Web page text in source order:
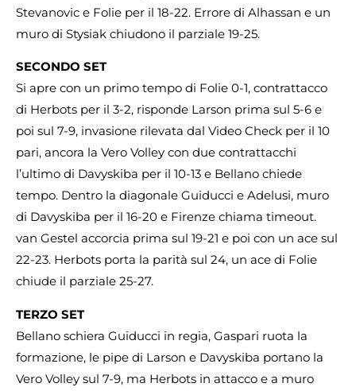
Stevanovic e Folie per il 18-22. Errore di Alhassan e un
muro di Stysiak chiudono il parziale 19-25.
SECONDO SET
Si apre con un primo tempo di Folie 0-1, contrattacco
di Herbots per il 3-2, risponde Larson prima sul 5-6 e
poi sul 7-9, invasione rilevata dal Video Check per il 10
pari, ancora la Vero Volley con due contrattacchi
l’ultimo di Davyskiba per il 10-13 e Bellano chiede
tempo. Dentro la diagonale Guiducci e Adelusi, muro
di Davyskiba per il 16-20 e Firenze chiama timeout.
van Gestel accorcia prima sul 19-21 e poi con un ace sul
22-23. Herbots porta la parità sul 24, un ace di Folie
chiude il parziale 25-27.
TERZO SET
Bellano schiera Guiducci in regia, Gaspari ruota la
formazione, le pipe di Larson e Davyskiba portano la
Vero Volley sul 7-9, ma Herbots in attacco e a muro